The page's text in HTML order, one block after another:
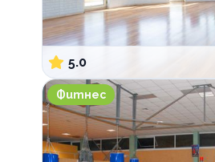
5.0
Фитнес СЛАВИЯ СПОРТЕС
Фитнес